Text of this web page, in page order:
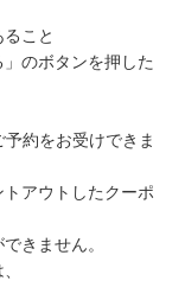
こと
のボタンを押した
約をお受けできま
アウトしたクーポ
きません。